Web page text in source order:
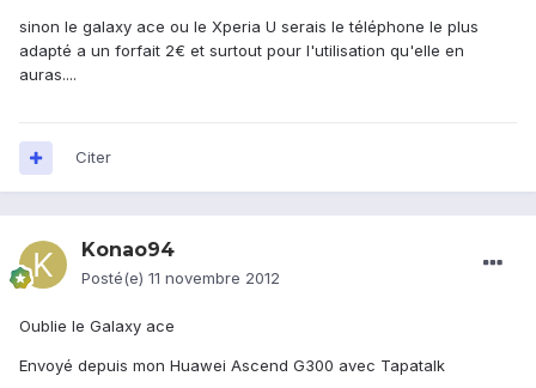
sinon le galaxy ace ou le Xperia U serais le téléphone le plus
adapté a un forfait 2€ et surtout pour l'utilisation qu'elle en
auras....
Citer
Konao94
Posté(e) 11 novembre 2012
Oublie le Galaxy ace
Envoyé depuis mon Huawei Ascend G300 avec Tapatalk